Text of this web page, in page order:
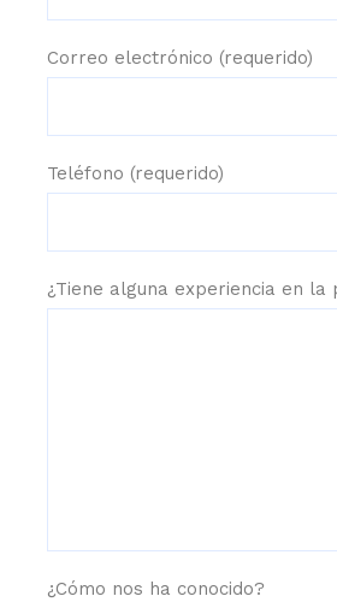
Correo electrónico (requerido)
Teléfono (requerido)
¿Tiene alguna experiencia en
¿Cómo nos ha conocido?